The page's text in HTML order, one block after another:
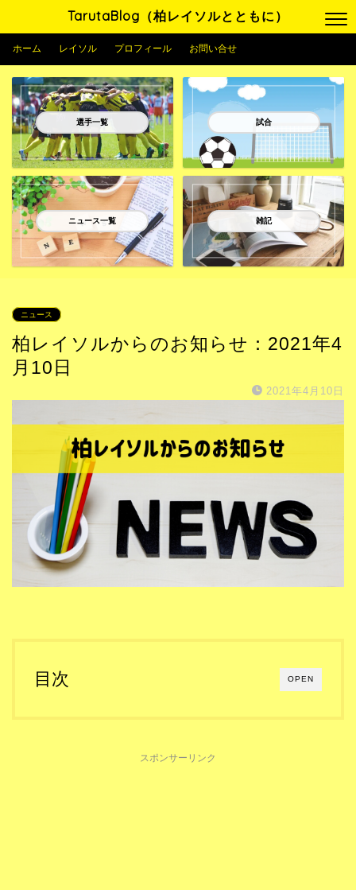
TarutaBlog（柏レイソルとともに）
ホーム レイソル プロフィール お問い合せ
選手一覧 試合
ニュース一覧 雑記
ニュース
柏レイソルからのお知らせ：2021年4
月10日
2021年4月10日
OPEN
目次
スポンサーリンク